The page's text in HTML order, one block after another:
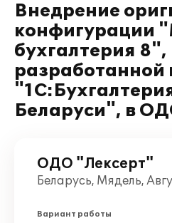
Внедрение
конфигурации
бухгалтерия 8",
разработанной
Беларуси", в
ОДО "Лексерт"
Беларусь, Мядель,
Вариант работы